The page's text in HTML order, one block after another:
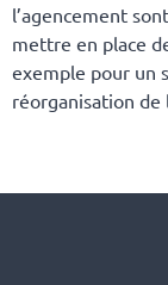
l’agencement
mettre en place
exemple pour un
réorganisation de